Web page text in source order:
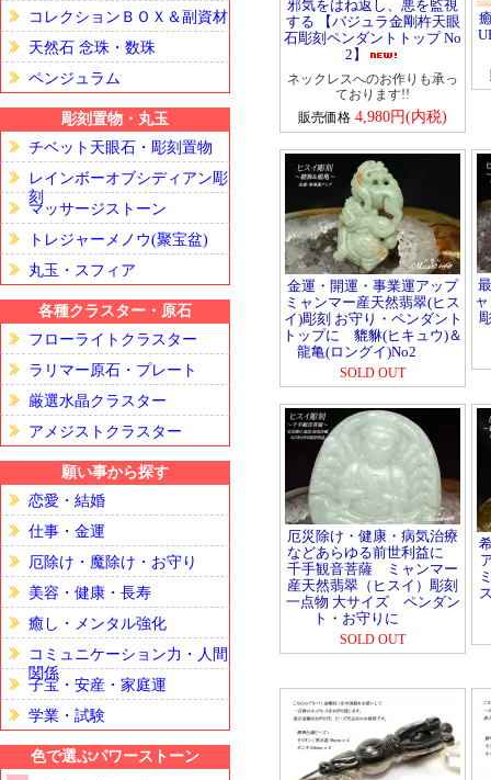
コレクションＢＯＸ＆副資材
天然石 念珠・数珠
ペンジュラム
彫刻置物・丸玉
チベット天眼石・彫刻置物
レインボーオブシディアン彫
刻
マッサージストーン
トレジャーメノウ(聚宝盆)
丸玉・スフィア
各種クラスター・原石
フローライトクラスター
ラリマー原石・プレート
厳選水晶クラスター
アメジストクラスター
願い事から探す
恋愛・結婚
仕事・金運
厄除け・魔除け・お守り
美容・健康・長寿
癒し・メンタル強化
コミュニケーション力・人間
関係
子宝・安産・家庭運
学業・試験
色で選ぶパワーストーン
邪気をはね返し、悪を監視
する 【バジュラ金剛杵天眼
石彫刻ペンダントトップ No
2】
ネックレスへのお作りも承っ
ております!!
販売価格 4,980円(内税)
金運・開運・事業運アップ
ミャンマー産天然翡翠(ヒス
イ)彫刻 お守り・ペンダント
トップに 貔貅(ヒキュウ)＆
龍亀(ロングイ)No2
SOLD OUT
厄災除け・健康・病気治療
などあらゆる前世利益に
千手観音菩薩 ミャンマー
産天然翡翠（ヒスイ）彫刻
一点物 大サイズ ペンダン
ト・お守りに
SOLD OUT